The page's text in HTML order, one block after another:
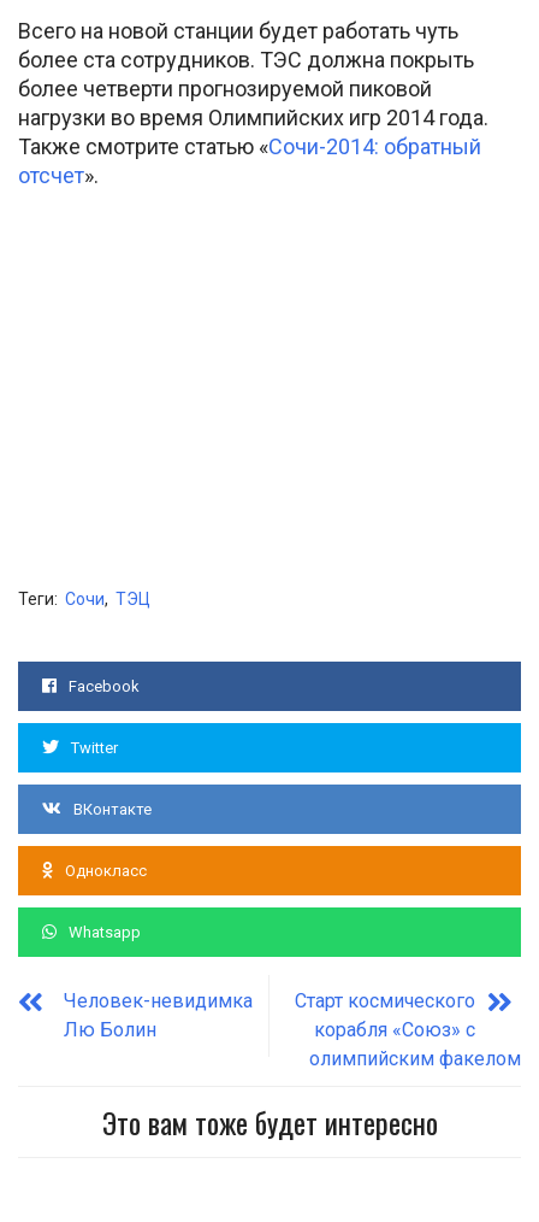
Всего на новой станции будет работать чуть
более ста сотрудников. ТЭС должна покрыть
более четверти прогнозируемой пиковой
нагрузки во время Олимпийских игр 2014 года.
Также смотрите статью «Сочи-2014: обратный
отсчет».
Теги: Сочи, ТЭЦ
Facebook
Twitter
ВКонтакте
Однокласс
Whatsapp
Человек-невидимка
Лю Болин
Старт космического
корабля «Союз» с
олимпийским факелом
Это вам тоже будет интересно